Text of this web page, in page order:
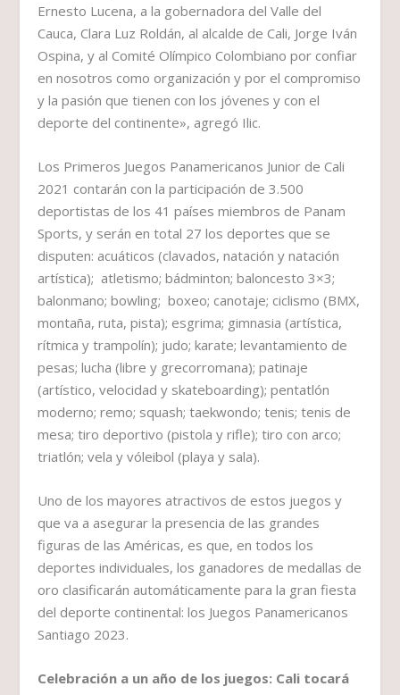
Ernesto Lucena, a la gobernadora del Valle del
Cauca, Clara Luz Roldán, al alcalde de Cali, Jorge Iván
Ospina, y al Comité Olímpico Colombiano por confiar
en nosotros como organización y por el compromiso
y la pasión que tienen con los jóvenes y con el
deporte del continente», agregó Ilic.
Los Primeros Juegos Panamericanos Junior de Cali
2021 contarán con la participación de 3.500
deportistas de los 41 países miembros de Panam
Sports, y serán en total 27 los deportes que se
disputen: acuáticos (clavados, natación y natación
artística); atletismo; bádminton; baloncesto 3×3;
balonmano; bowling; boxeo; canotaje; ciclismo (BMX,
montaña, ruta, pista); esgrima; gimnasia (artística,
rítmica y trampolín); judo; karate; levantamiento de
pesas; lucha (libre y grecorromana); patinaje
(artístico, velocidad y skateboarding); pentatlón
moderno; remo; squash; taekwondo; tenis; tenis de
mesa; tiro deportivo (pistola y rifle); tiro con arco;
triatlón; vela y vóleibol (playa y sala).
Uno de los mayores atractivos de estos juegos y
que va a asegurar la presencia de las grandes
figuras de las Américas, es que, en todos los
deportes individuales, los ganadores de medallas de
oro clasificarán automáticamente para la gran fiesta
del deporte continental: los Juegos Panamericanos
Santiago 2023.
Celebración a un año de los juegos: Cali tocará